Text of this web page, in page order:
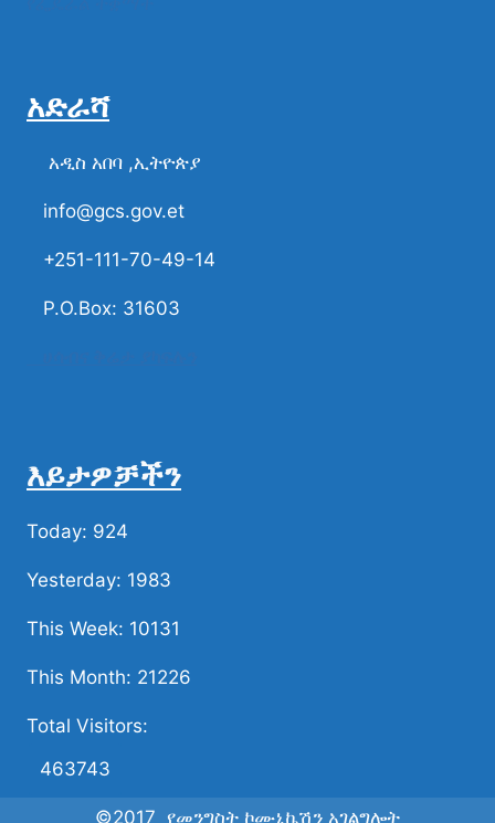
አድራሻ
አዲስ አበባ ,ኢትዮጵያ
info@gcs.gov.et
+251-111-70-49-14
P.O.Box: 31603
እይታዎቻችን
Today: 924
Yesterday: 1983
This Week: 10131
This Month: 21226
Total Visitors:
463743
©2017 የመንግስት ኮሙኒኬሽን አገልግሎት